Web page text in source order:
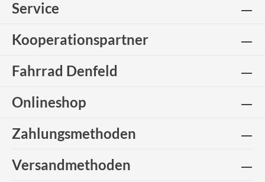
Service
Kooperationspartner
Fahrrad Denfeld
Onlineshop
Zahlungsmethoden
Versandmethoden